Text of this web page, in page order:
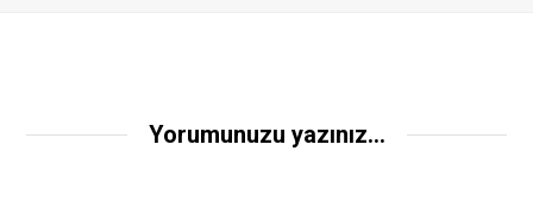
Yorumunuzu yazınız...